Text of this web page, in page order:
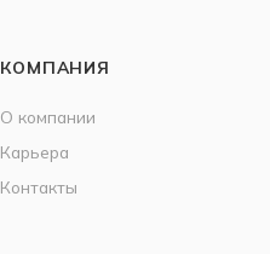
КОМПАНИЯ
О компании
Карьера
Контакты